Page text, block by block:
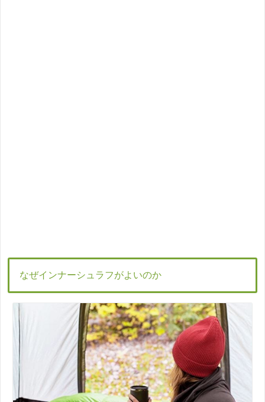
なぜインナーシュラフがよいのか